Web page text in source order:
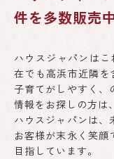
件を多数販売
ハウスジャパンは
在でも高浜市近隣を
子育てがしやすく、
情報をお探しの方は
ハウスジャパンは、
お客様が末永く笑顔
目指しています。